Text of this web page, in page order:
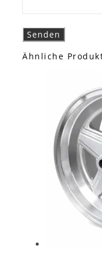
Ähnliche